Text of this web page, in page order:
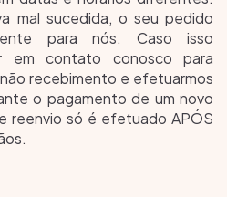
mal sucedida, o seu pedido
para nós. Caso isso
em contato conosco para
recebimento e efetuarmos
o pagamento de um novo
reenvio só é efetuado APÓS